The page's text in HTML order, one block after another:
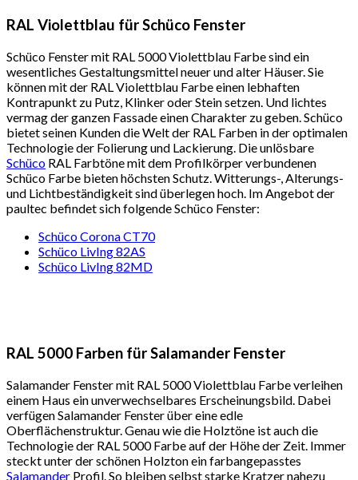
RAL Violettblau für Schüco Fenster
Schüco Fenster mit RAL 5000 Violettblau Farbe sind ein
wesentliches Gestaltungsmittel neuer und alter Häuser. Sie
können mit der RAL Violettblau Farbe einen lebhaften
Kontrapunkt zu Putz, Klinker oder Stein setzen. Und lichtes
vermag der ganzen Fassade einen Charakter zu geben. Schüco
bietet seinen Kunden die Welt der RAL Farben in der optimalen
Technologie der Folierung und Lackierung. Die unlösbare
Schüco RAL Farbtöne mit dem Profilkörper verbundenen
Schüco Farbe bieten höchsten Schutz. Witterungs-, Alterungs-
und Lichtbeständigkeit sind überlegen hoch. Im Angebot der
paultec befindet sich folgende Schüco Fenster:
Schüco Corona CT70
Schüco LivIng 82AS
Schüco LivIng 82MD
RAL 5000 Farben für Salamander Fenster
Salamander Fenster mit RAL 5000 Violettblau Farbe verleihen
einem Haus ein unverwechselbares Erscheinungsbild. Dabei
verfügen Salamander Fenster über eine edle
Oberflächenstruktur. Genau wie die Holztöne ist auch die
Technologie der RAL 5000 Farbe auf der Höhe der Zeit. Immer
steckt unter der schönen Holzton ein farbangepasstes
Salamander Profil. So bleiben selbst starke Kratzer nahezu